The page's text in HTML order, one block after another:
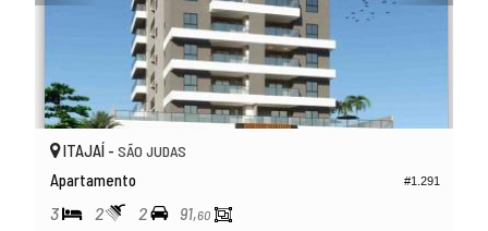
#1.291
ITAJAÍ - SÃO JUDAS
Apartamento
3 2 2 91,60